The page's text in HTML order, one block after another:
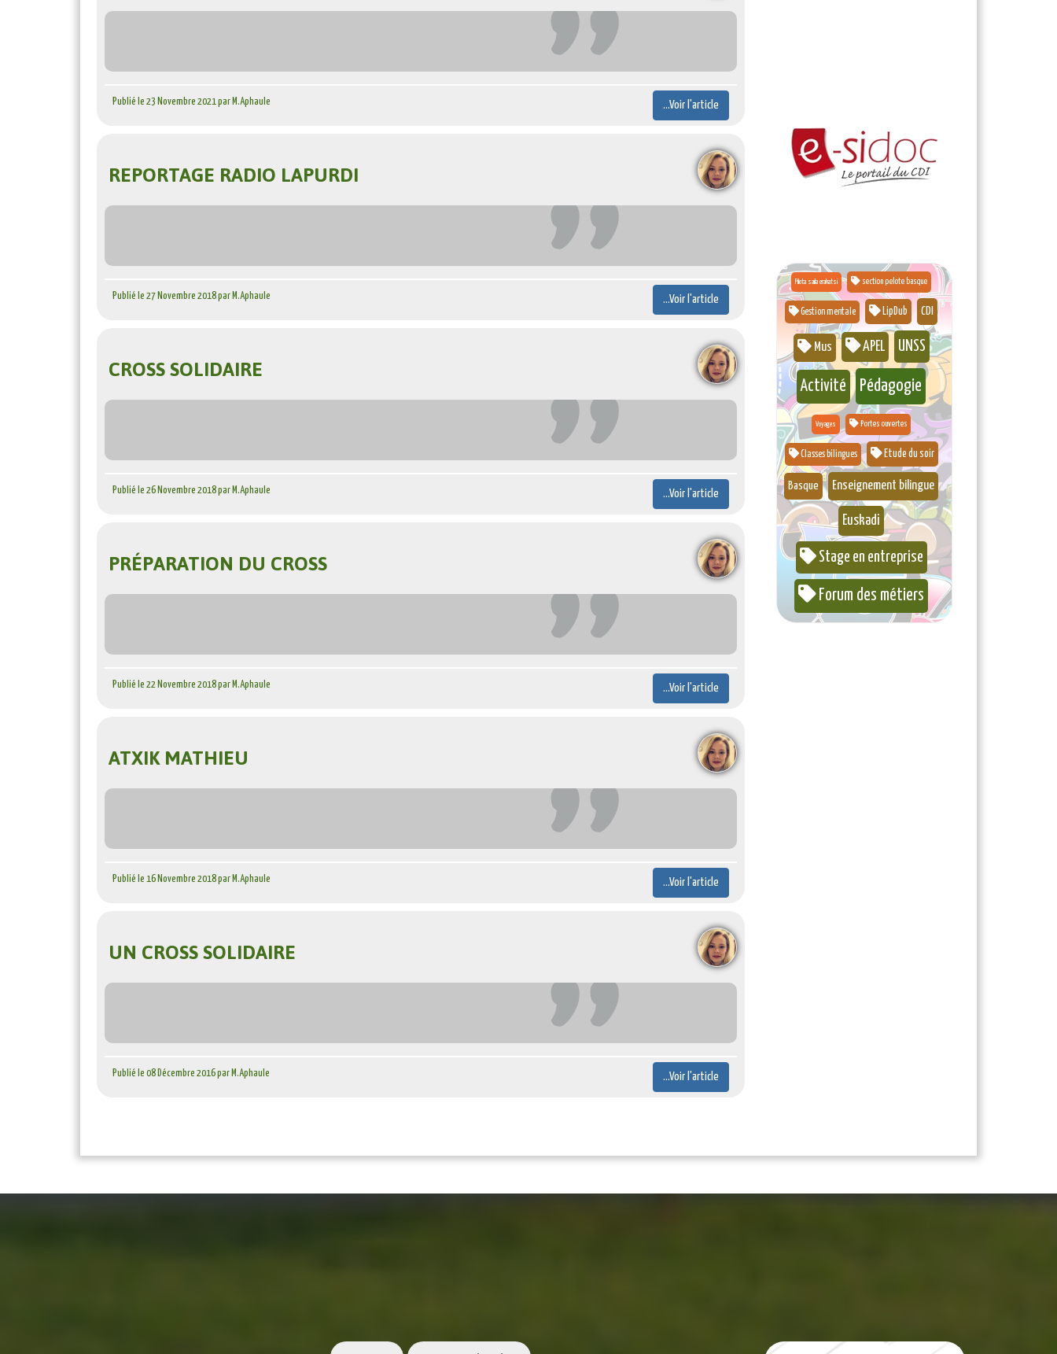
...Voir l'article
Publié le 23 Novembre 2021 par M.Aphaule
REPORTAGE RADIO LAPURDI
...Voir l'article
Publié le 27 Novembre 2018 par M.Aphaule
CROSS SOLIDAIRE
...Voir l'article
Publié le 26 Novembre 2018 par M.Aphaule
PRÉPARATION DU CROSS
...Voir l'article
Publié le 22 Novembre 2018 par M.Aphaule
ATXIK MATHIEU
...Voir l'article
Publié le 16 Novembre 2018 par M.Aphaule
UN CROSS SOLIDAIRE
...Voir l'article
Publié le 08 Décembre 2016 par M.Aphaule
Pilota saila erakatsi section pelote basque
Gestion mentale LipDub CDI
Mus APEL UNSS
Activité Pédagogie
Voyages Portes ouvertes
Classes bilingues Etude du soir
Basque Enseignement bilingue
Euskadi
Stage en entreprise
Forum des métiers